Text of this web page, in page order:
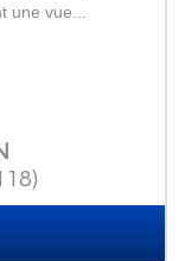
vue...